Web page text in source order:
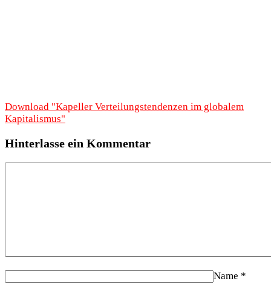
Download "Kapeller Verteilungstendenzen im globalem
Kapitalismus"
Hinterlasse ein Kommentar
Name *